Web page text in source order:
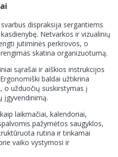
dispraksija sergantiems
Netvarkos ir vizualinių
jutiminės perkrovos, o
skatina organizuotumą.
sąrašai ir aiškios instrukcijos
baldai užtikrina
o užduočių suskirstymas į
įgyvendinimą.
laikmačiai, kalendoriai,
pažymėtos saugyklos,
rutina ir tinkamai
vaiko vystymosi ir